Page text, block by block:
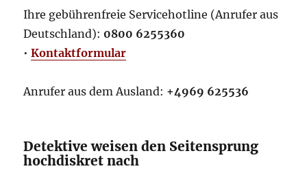
Ihre gebührenfreie Servicehotline (Anrufer aus
Deutschland): 0800 6255360
•Kontaktformular
Anrufer aus dem Ausland: +4969 625536
Detektive weisen den Seitensprung
hochdiskret nach